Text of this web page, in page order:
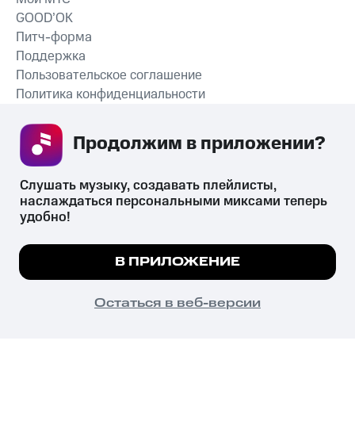
СКАЧАТЬ ПРИЛОЖЕНИЕ
GOOD’OK
Питч-форма
Поддержка
Пользовательское соглашение
Политика конфиденциальности
психотропных веществ, их аналогов причиняет вред здоровью,
их незаконный оборот запрещён и влечёт установленную
законодательством ответственность.
© 2026 ООО «КИОН».
Все права защищены
Мы используем куки, чтобы на сайте все
Подробнее
ПОНЯТНО
Слушать музыку, создавать плейлисты,
наслаждаться персональными миксами теперь
удобно!
В ПРИЛОЖЕНИЕ
Остаться в веб-версии